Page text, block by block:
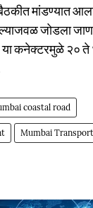
मांडण्यात
जोडला
कनेक्टरमुळे २० ते
coastal road
Mumbai Transport